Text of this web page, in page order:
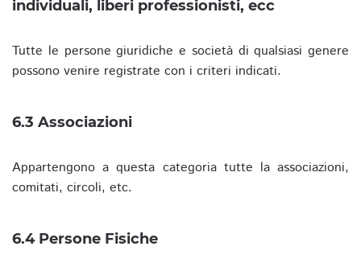
individuali, liberi professionisti, ecc
Tutte le persone giuridiche e società di qualsiasi genere
possono venire registrate con i criteri indicati.
6.3 Associazioni
Appartengono a questa categoria tutte la associazioni,
comitati, circoli, etc.
6.4 Persone Fisiche